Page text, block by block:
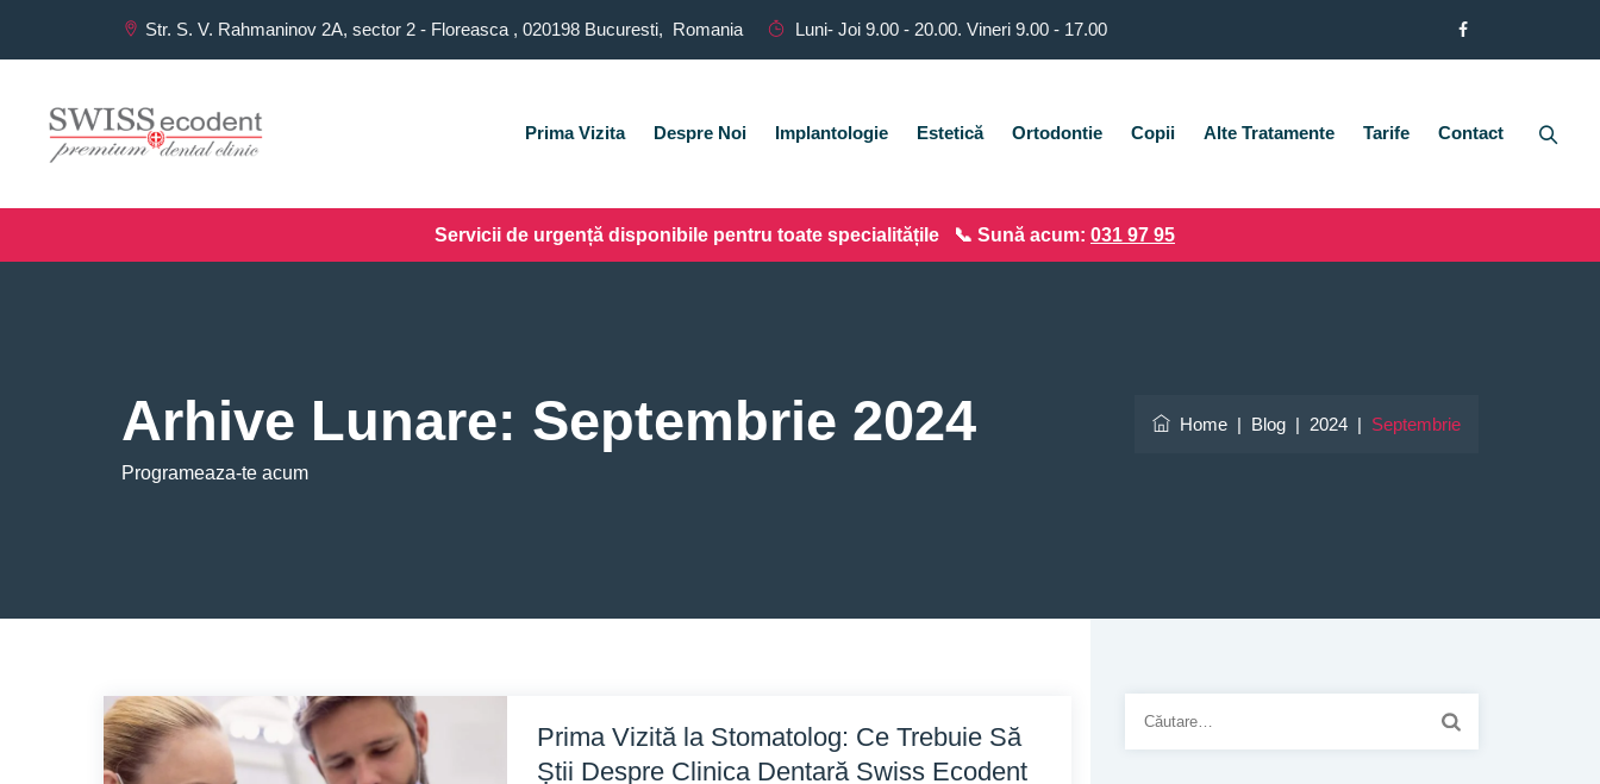
Str. S. V. Rahmaninov 2A, sector 2 - Floreasca , 020198 Bucuresti, Romania Luni- Joi 9.00 - 20.00. Vineri 9.00 - 17.00
Prima Vizita Despre Noi Implantologie Estetică Ortodontie Copii Alte Tratamente Tarife Contact
Servicii de urgență disponibile pentru toate specialitățile 📞 Sună acum: 031 97 95
Arhive Lunare: Septembrie 2024 Home | Blog | 2024 | Septembrie
Programeaza-te acum
Prima Vizită la Stomatolog: Ce Trebuie Să
Știi Despre Clinica Dentară Swiss Ecodent